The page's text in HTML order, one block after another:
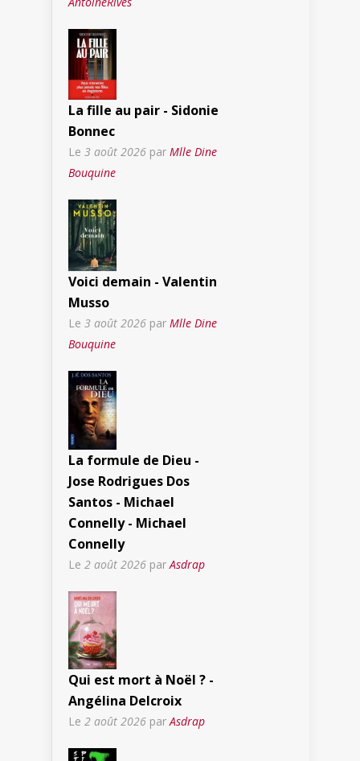
La fille au pair - Sidonie
Bonnec
Le 3 août 2026 par Mlle Dine
Bouquine
Voici demain - Valentin
Musso
Le 3 août 2026 par Mlle Dine
Bouquine
La formule de Dieu -
Jose Rodrigues Dos
Santos - Michael
Connelly - Michael
Connelly
Le 2 août 2026 parAsdrap
Qui est mort à Noël ? -
Angélina Delcroix
Le 2 août 2026 parAsdrap